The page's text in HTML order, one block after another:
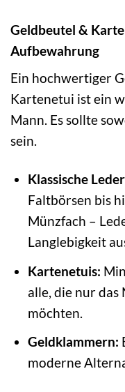
Geldbeutel &
Aufbewahrung
Ein hochwertiger
Kartenetui ist ein
Mann. Es sollte
sein.
Klassische
Faltbörsen bis
Münzfach –
Langlebigkeit
Kartenetuis:
alle, die nur das
möchten.
Geldklammern:
moderne